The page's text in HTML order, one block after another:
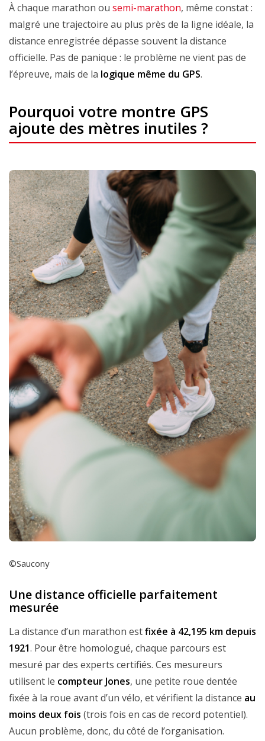
À chaque marathon ou semi-marathon, même constat :
malgré une trajectoire au plus près de la ligne idéale, la
distance enregistrée dépasse souvent la distance
officielle. Pas de panique : le problème ne vient pas de
l’épreuve, mais de la logique même du GPS.
Pourquoi votre montre GPS
ajoute des mètres inutiles ?
©Saucony
Une distance officielle parfaitement
mesurée
La distance d’un marathon estfixée à 42,195 km depuis
1921. Pour être homologué, chaque parcours est
mesuré par des experts certifiés. Ces mesureurs
utilisent le compteur Jones, une petite roue dentée
fixée à la roue avant d’un vélo, et vérifient la distance au
moins deux fois (trois fois en cas de record potentiel).
Aucun problème, donc, du côté de l’organisation.